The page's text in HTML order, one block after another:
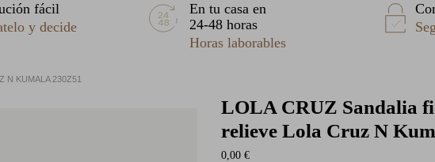
fácil
y decide
En tu casa en
24-48 horas
Horas laborables
N KUMALA 230Z51
LOLA CRUZ Sandalia
relieve Lola Cruz N
0,00 €